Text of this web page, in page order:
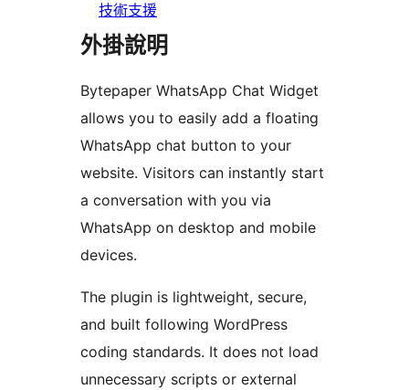
技術支援
外掛說明
Bytepaper WhatsApp Chat Widget
allows you to easily add a floating
WhatsApp chat button to your
website. Visitors can instantly start
a conversation with you via
WhatsApp on desktop and mobile
devices.
The plugin is lightweight, secure,
and built following WordPress
coding standards. It does not load
unnecessary scripts or external